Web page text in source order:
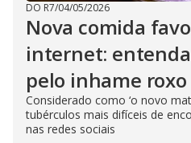
DO R7/04/05/2026
Nova comida
internet:
pelo inhame
Considerado como ‘o novo
tubérculos mais difíceis de
nas redes sociais